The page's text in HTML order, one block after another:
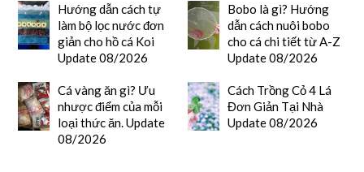
Hướng dẫn cách tự
làm bộ lọc nước đơn
giản cho hồ cá Koi
Update 08/2026
Bobo là gì? Hướng
dẫn cách nuôi bobo
cho cá chi tiết từ A-Z
Update 08/2026
Cá vàng ăn gì? Ưu
nhược điểm của mỗi
loại thức ăn. Update
08/2026
Cách Trồng Cỏ 4 Lá
Đơn Giản Tại Nhà
Update 08/2026